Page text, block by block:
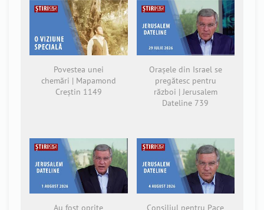
Povestea unei
chemări | Mapamond
Creștin 1149
Orașele din Israel se
pregătesc pentru
război | Jerusalem
Dateline 739
Au fost oprite Consiliul pentru Pace